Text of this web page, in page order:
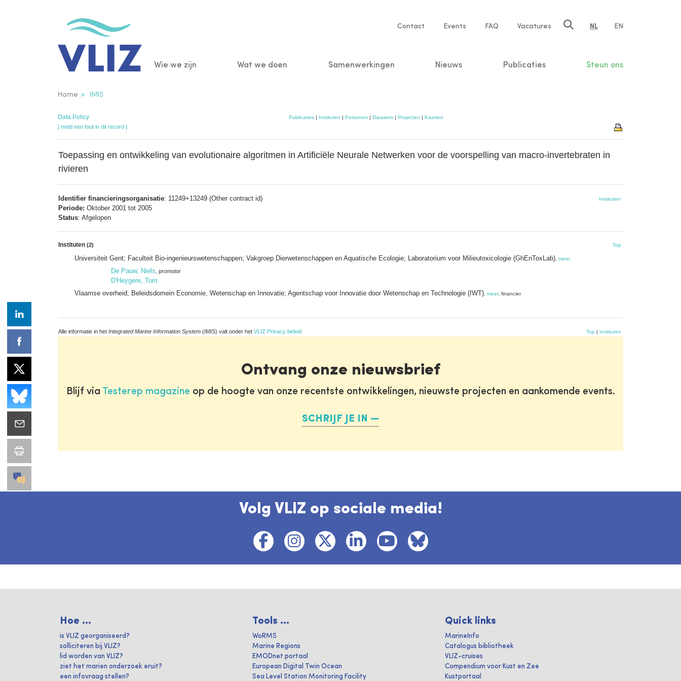
Service
Contact Events FAQ Vacatures NL EN
Main
Wie we zijn Wat we doen Samenwerkingen Nieuws Publicaties Steun ons
Kruimelpad
Home IMIS
Data Policy Publicaties| Instituten | Personen | Datasets| Projecten | Kaarten
[ meld een fout in dit record ]
Toepassing en ontwikkeling van evolutionaire algoritmen in Artificiële Neurale Netwerken voor de voorspelling van macro-invertebraten in
rivieren
Identifier financieringsorganisatie: 11249+13249 (Other contract id)
Periode: Oktober 2001 tot 2005
Status: Afgelopen
Instituten
Instituten (2) Top
Universiteit Gent; Faculteit Bio-ingenieurswetenschappen; Vakgroep Dierwetenschappen en Aquatische Ecologie; Laboratorium voor Milieutoxicologie (GhEnToxLab) meer
De Pauw, Niels , promotor
D'Heygere, Tom
Vlaamse overheid; Beleidsdomein Economie, Wetenschap en Innovatie; Agentschap voor Innovatie door Wetenschap en Technologie (IWT) meer, financier
Alle informatie in het Integrated Marine Information System (IMIS) valt onder het VLIZ Privacy beleid Top | Instituten
Ontvang onze nieuwsbrief
Blijf via Testerep magazine op de hoogte van onze recentste ontwikkelingen, nieuwste projecten en aankomende events.
SCHRIJF JE IN
Volg VLIZ op sociale media!
Hoe ...
is VLIZ georganiseerd?
solliciteren bij VLIZ?
lid worden van VLIZ?
ziet het marien onderzoek eruit?
een infovraag stellen?
Tools ...
WoRMS
Marine Regions
EMODnet portaal
European Digital Twin Ocean
Sea Level Station Monitoring Facility
Quick links
MarineInfo
Catalogus bibliotheek
VLIZ-cruises
Compendium voor Kust en Zee
Kustportaal